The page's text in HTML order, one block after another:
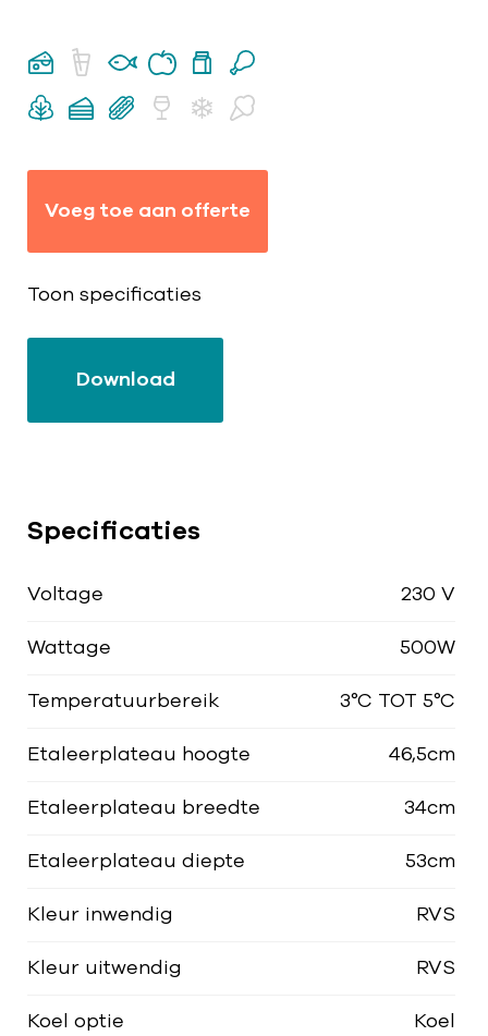
Voeg toe aan offerte
Toon specificaties
Download
Specificaties
Voltage 230 V
Wattage 500W
Temperatuurbereik 3°C TOT 5°C
Etaleerplateau hoogte 46,5cm
Etaleerplateau breedte 34cm
Etaleerplateau diepte 53cm
Kleur inwendig RVS
Kleur uitwendig RVS
Koel optie Koel